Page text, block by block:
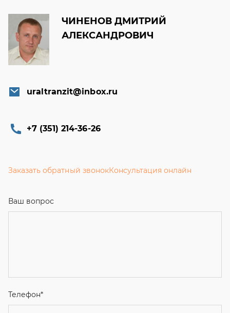
ЧИНЕНОВ ДМИТРИЙ
АЛЕКСАНДРОВИЧ
uraltranzit@inbox.ru
+7 (351) 214-36-26
Заказать обратный звонокКонсультация онлайн
Ваш вопрос